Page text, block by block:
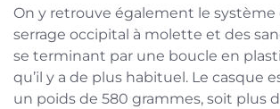
On y retrouve également le système
serrage occipital à molette et des
se terminant par une boucle en
qu’il y a de plus habituel. Le casque
un poids de 580 grammes, soit plus